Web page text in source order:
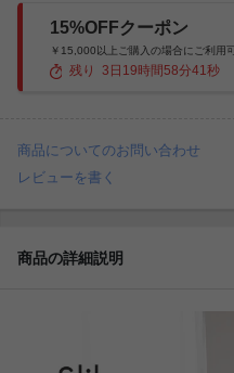
15%OFFクーポン
￥15,000以上ご購入の場合にご利用可
残り 3 日 19 時間58分39秒
商品についてのお問い合わせ
レビューを書く
商品の詳細説明